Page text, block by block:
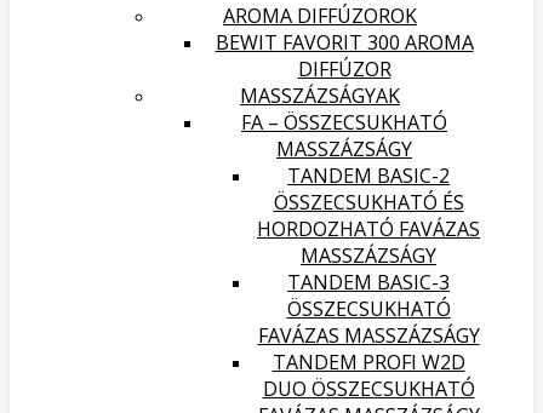
AROMA DIFFÚZOROK
BEWIT FAVORIT 300 AROMA
DIFFÚZOR
MASSZÁZSÁGYAK
FA – ÖSSZECSUKHATÓ
MASSZÁZSÁGY
TANDEM BASIC-2
ÖSSZECSUKHATÓ ÉS
HORDOZHATÓ FAVÁZAS
MASSZÁZSÁGY
TANDEM BASIC-3
ÖSSZECSUKHATÓ
FAVÁZAS MASSZÁZSÁGY
TANDEM PROFI W2D
DUO ÖSSZECSUKHATÓ